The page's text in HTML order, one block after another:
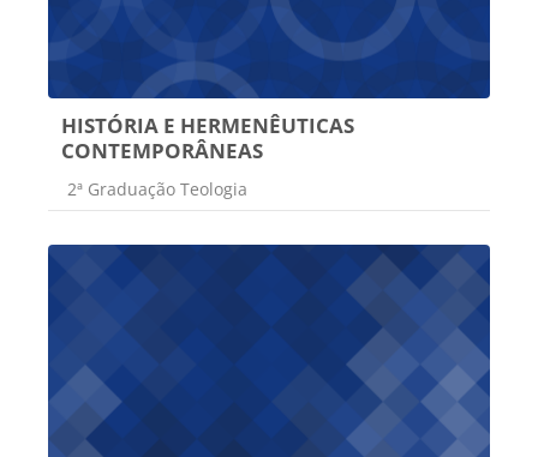
HISTÓRIA E HERMENÊUTICAS
CONTEMPORÂNEAS
Categoria do curso
2ª Graduação Teologia